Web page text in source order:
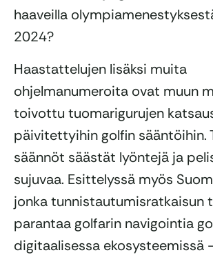
haaveilla
2024?
Haastattelujen lisäksi muita
ohjelmanumeroita ovat muun
toivottu tuomarigurujen
päivitettyihin golfin sääntöihin.
säännöt säästät lyöntejä ja
sujuvaa. Esittelyssä myös
jonka tunnistautumisratkaisun
parantaa golfarin navigointia
digitaalisessa ekosysteemissä